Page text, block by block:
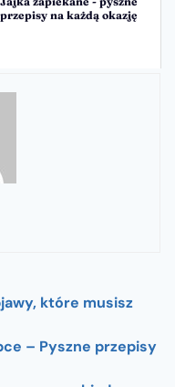
przepisy na każdą okazję
które musisz
– Pyszne przepisy